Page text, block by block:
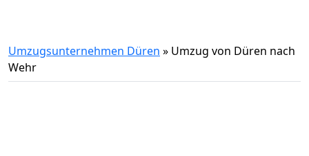
Umzugsunternehmen Düren » Umzug von Düren nach
Wehr